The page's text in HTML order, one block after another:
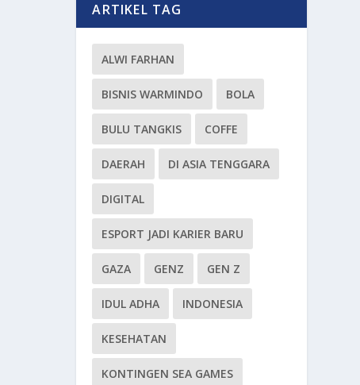
ARTIKEL TAG
ALWI FARHAN
BISNIS WARMINDO BOLA
BULU TANGKIS COFFE
DAERAH DI ASIA TENGGARA
DIGITAL
ESPORT JADI KARIER BARU
GAZA GENZ GEN Z
IDUL ADHA INDONESIA
KESEHATAN
KONTINGEN SEA GAMES